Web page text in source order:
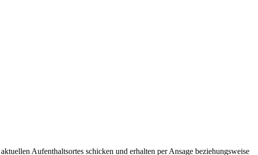
Aufenthaltsortes schicken und erhalten per Ansage beziehungsweise